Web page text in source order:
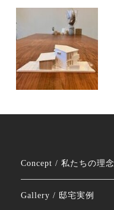
Concept / 私たちの理念
Gallery / 邸宅実例